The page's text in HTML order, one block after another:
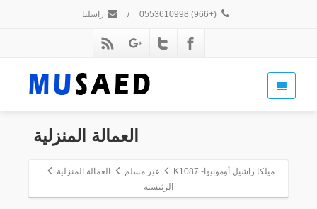
(+966) 0553610998
/ راسلنا
العمالة المنزلية
ميلكا راشيل أومونيوا- K1087 غير مسلم
العمالة المنزلية
الرئيسية